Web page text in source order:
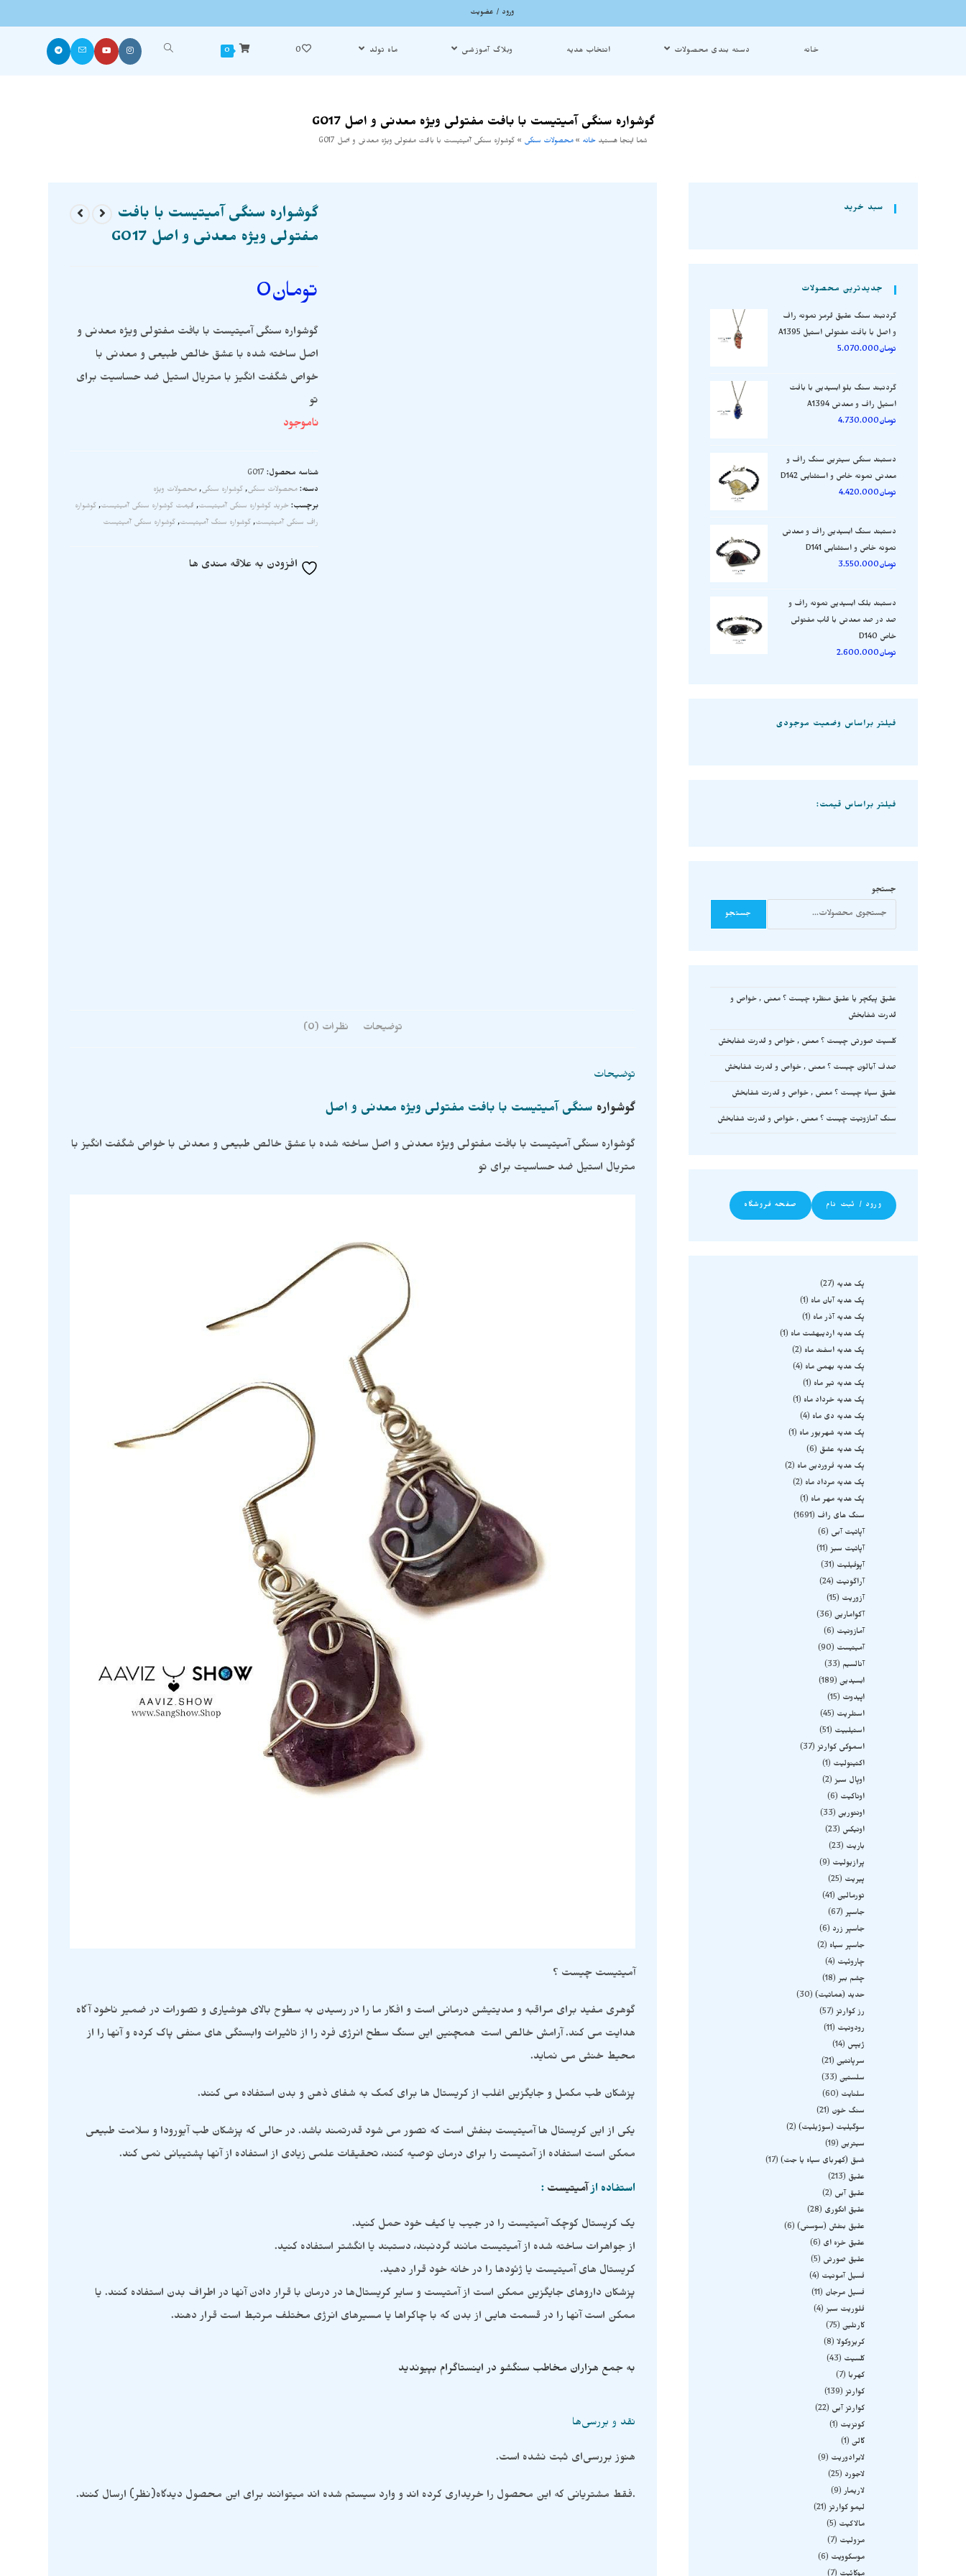
ورود / عضویت
خانه دسته بندی محصولات انتخاب هدیه وبلاگ آموزشی ماه تولد 0
0
گوشواره سنگی آمیتیست با بافت مفتولی ویژه معدنی و اصل G017
شما اینجا هستید خانه »محصولات سنگی » گوشواره سنگی آمیتیست با بافت مفتولی ویژه معدنی و اصل G017
گوشواره سنگی آمیتیست با بافت
مفتولی ویژه معدنی و اصل G017
تومان0
گوشواره سنگی آمیتیست با بافت مفتولی ویژه معدنی و
اصل ساخته شده با عشق خالص طبیعی و معدنی با
خواص شگفت انگیز با متریال استیل ضد حساسیت برای
تو
ناموجود
شناسه محصول: G017
دسته: محصولات سنگی, گوشواره سنگی, محصولات ویژه
برچسب: خرید گوشواره سنگی آمیتیست, قیمت گوشواره سنگی آمیتیست, گوشواره
راف سنگی آمیتیست, گوشواره سنگ آمیتیست, گوشواره سنگی آمیتیست
افزودن به علاقه مندی ها
توضیحات نظرات (0)
توضیحات
گوشواره سنگی آمیتیست با بافت مفتولی ویژه معدنی و اصل
گوشواره سنگی آمیتیست با بافت مفتولی ویژه معدنی و اصل ساخته شده با عشق خالص طبیعی و معدنی با خواص شگفت انگیز با
متریال استیل ضد حساسیت برای تو
آمیتیست چیست ؟
گوهری مفید برای مراقبه و مدیتیشن درمانی است و افکار ما را در رسیدن به سطوح بالای هوشیاری و تصورات در ضمیر ناخود آگاه
هدایت می کند. آرامش خالص است همچنین این سنگ سطح انرژی فرد را از تاثیرات وابستگی های منفی پاک کرده و آنها را از
محیط خنثی می نماید.
پزشکان طب مکمل و جایگزین اغلب از کریستال ها برای کمک به شفای ذهن و بدن استفاده می کنند.
یکی از این کریستال ها آمیتیست بنفش است که تصور می شود قدرتمند باشد. در حالی که پزشکان طب آیورودا و سلامت طبیعی
ممکن است استفاده از آمتیست را برای درمان توصیه کنند، تحقیقات علمی زیادی از استفاده از آنها پشتیبانی نمی کند.
استفاده ازآمیتیست :
یک کریستال کوچک آمیتیست را در جیب یا کیف خود حمل کنید.
از جواهرات ساخته شده از آمیتیست مانند گردنبند، دستبند یا انگشتر استفاده کنید.
کریستال های آمیتیست یا ژئودها را در خانه خود قرار دهید.
پزشکان داروهای جایگزین ممکن است از آمتیست و سایر کریستال‌ها در درمان با قرار دادن آنها در اطراف بدن استفاده کنند. یا
ممکن است آنها را در قسمت هایی از بدن که با چاکراها یا مسیرهای انرژی مختلف مرتبط است قرار دهند.
به جمع هزاران مخاطب سنگشو در اینستاگرام بپیوندید
نقد و بررسی‌ها
هنوز بررسی‌ای ثبت نشده است.
.فقط مشتریانی که این محصول را خریداری کرده اند و وارد سیستم شده اند میتوانند برای این محصول دیدگاه(نظر) ارسال کنند.
سبد خرید
جدیدترین محصولات
گردنبند سنگ عقیق قرمز نمونه راف
و اصل با بافت مفتولی استیل A1395
تومان5.070.000
گردنبند سنگ بلو ابسیدین با بافت
استیل راف و معدنی A1394
تومان4.730.000
دستبند سنگی سیترین سنگ راف و
معدنی نمونه خاص و استثنایی D142
تومان4.420.000
دستبند سنگ ابسیدین راف و معدنی
نمونه خاص و استثنایی D141
تومان3.550.000
دستبند بلک ابسیدین نمونه راف و
صد در صد معدنی با قاب مفتولی
خاص D140
تومان2.600.000
فیلتر براساس وضعیت موجودی
فیلتر براساس قیمت:
جستجو
جستجو
عقیق پیکچر یا عقیق منظره چیست ؟ معنی , خواص و
قدرت شفابخش
کلسیت صورتی چیست ؟ معنی , خواص و قدرت شفابخش
صدف آبالون چیست ؟ معنی , خواص و قدرت شفابخش
عقیق سیاه چیست ؟ معنی , خواص و قدرت شفابخش
سنگ آمازونیت چیست ؟ معنی , خواص و قدرت شفابخش
ورود / ثبت نام صفحه فروشگاه
پک هدیه
27
پک هدیه آبان ماه
1
پک هدیه آذر ماه
1
پک هدیه اردیبهشت ماه
1
پک هدیه اسفند ماه
2
پک هدیه بهمن ماه
4
پک هدیه تیر ماه
1
پک هدیه خرداد ماه
1
پک هدیه دی ماه
4
پک هدیه شهریور ماه
1
پک هدیه عشق
6
پک هدیه فروردین ماه
2
پک هدیه مرداد ماه
2
پک هدیه مهر ماه
1
سنگ های راف
1691
آپاتیت آبی
6
آپاتیت سبز 11
آپوفیلیت
31
آراگونیت
24
آزوریت
15
آکوامارین 36
آمازونیت
6
آمیتیست
90
آنالسیم
33
ابسیدین 189
اپیدوت
15
استلریت
45
استیلبیت
51
اسموکی کوارتز 37
اکتینولیت
1
اوپال سبز 2
اوناکیت
6
اونتورین 33
اونیکس
23
باریت
23
پرازیولیت
9
پیریت
25
تورمالین 41
جاسپر 67
جاسپر زرد
6
جاسپر سیاه
2
چاروئیت
4
چشم ببر 18
حدید (هماتیت) 30
رز کوارتز 57
رودونیت
11
ژیپس
14
سرپانتین 21
سلستین 33
سلنایت
60
سنگ خون
21
سوگیلیت (سوژیلیت) 2
سیترین 19
شبق (کهربای سیاه یا جت) 17
عقیق
213
عقیق آبی
2
عقیق انگوری
28
عقیق بنفش (سوسنی) 6
عقیق خزه ای
6
عقیق صورتی
5
فسیل آمونیت
4
فسیل مرجان
11
فلوریت سبز 4
کارنلین 75
کریزوکولا 8
کلسیت
43
کهربا
7
کوارتز 139
کوارتز آبی
22
کونزیت
1
گالن 1
لابرادوریت
9
لاجورد
25
لاریمار 9
لیمو کوارتز 21
مالاکیت
5
مزولیت
7
موسکوویت
6